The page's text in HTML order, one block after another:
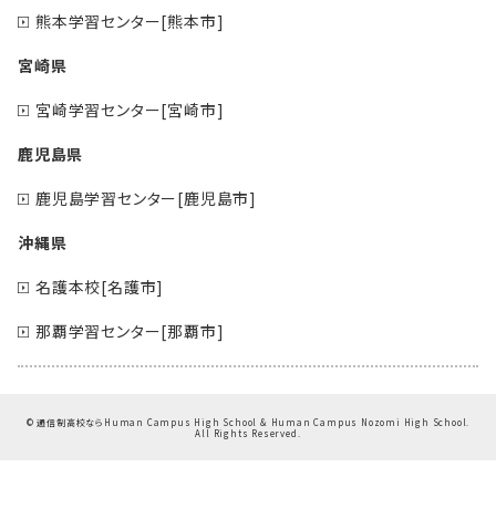
熊本学習センター[熊本市]
宮崎県
宮崎学習センター[宮崎市]
鹿児島県
鹿児島学習センター[鹿児島市]
沖縄県
名護本校[名護市]
那覇学習センター[那覇市]
©通信制高校ならHuman Campus High School & Human Campus Nozomi High School.
All Rights Reserved.